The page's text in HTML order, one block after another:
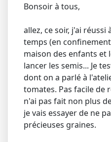
Bonsoir à tous,
allez, ce soir, j'ai
temps (en
maison des enfants et
lancer les semis... Je
dont on a parlé à
tomates. Pas facile de
n'ai pas fait non plus
je vais essayer de ne
précieuses graines.